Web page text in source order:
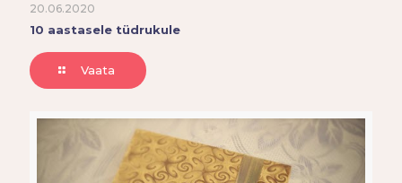
20.06.2020
10 aastasele tüdrukule
Vaata